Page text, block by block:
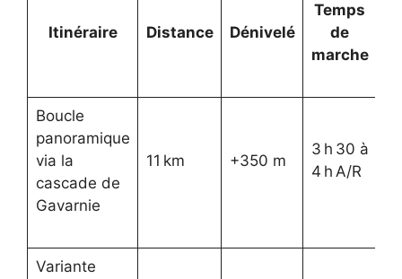
Itinéraire Distance Dénivelé
Temps
de
marche
Boucle
panoramique
via la
cascade de
Gavarnie
11 km +350 m
3 h 30 à
4 h A/R
Variante